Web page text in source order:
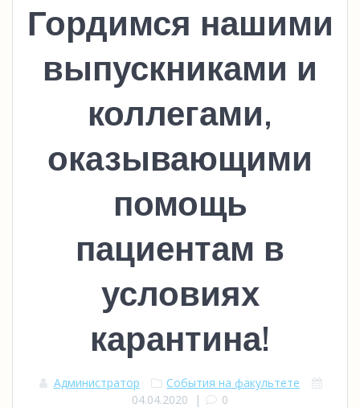
Гордимся нашими
выпускниками и
коллегами,
оказывающими
помощь
пациентам в
условиях
карантина!
Администратор
События на факультете
04.04.2020 | 0